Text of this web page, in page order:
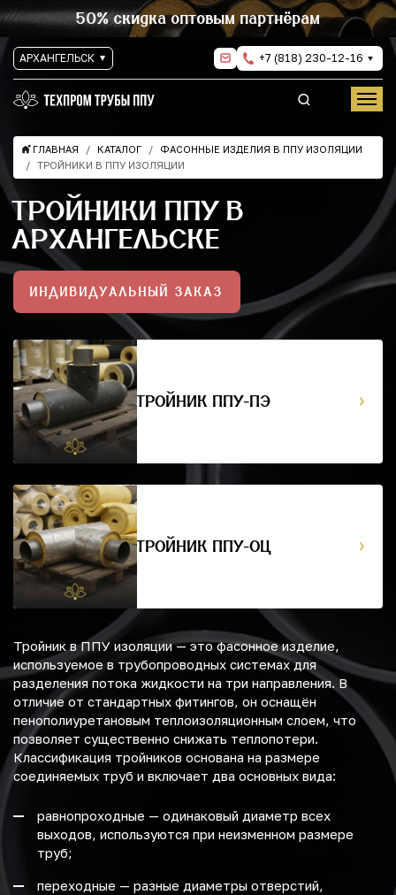
50% скидка оптовым партнёрам
АРХАНГЕЛЬСК +7 (818) 230-12-16
ГЛАВНАЯ КАТАЛОГ
ФАСОННЫЕ ИЗДЕЛИЯ В ППУ ИЗОЛЯЦИИ
ТРОЙНИКИ В ППУ ИЗОЛЯЦИИ
ТРОЙНИКИ ППУ В
АРХАНГЕЛЬСКЕ
ИНДИВИДУАЛЬНЫЙ ЗАКАЗ
ТРОЙНИК ППУ-ПЭ
ТРОЙНИК ППУ-ОЦ
Тройник в ППУ изоляции — это фасонное изделие,
используемое в трубопроводных системах для
разделения потока жидкости на три направления. В
отличие от стандартных фитингов, он оснащён
пенополиуретановым теплоизоляционным слоем, что
позволяет существенно снижать теплопотери.
Классификация тройников основана на размере
соединяемых труб и включает два основных вида:
равнопроходные — одинаковый диаметр всех
выходов, используются при неизменном размере
труб;
переходные — разные диаметры отверстий,